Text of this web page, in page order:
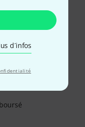
d´infos
Virement